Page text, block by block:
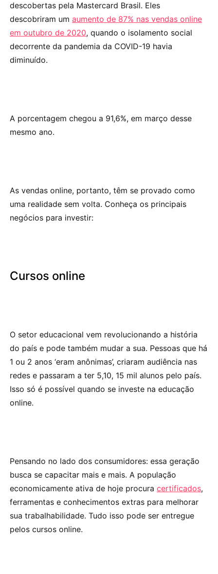
descobertas pela Mastercard Brasil. Eles
descobriram um aumento de 87% nas vendas online
em outubro de 2020, quando o isolamento social
decorrente da pandemia da COVID-19 havia
diminuído.
A porcentagem chegou a 91,6%, em março desse
mesmo ano.
As vendas online, portanto, têm se provado como
uma realidade sem volta. Conheça os principais
negócios para investir:
Cursos online
O setor educacional vem revolucionando a história
do país e pode também mudar a sua. Pessoas que há
1 ou 2 anos ‘eram anônimas’, criaram audiência nas
redes e passaram a ter 5,10, 15 mil alunos pelo país.
Isso só é possível quando se investe na educação
online.
Pensando no lado dos consumidores: essa geração
busca se capacitar mais e mais. A população
economicamente ativa de hoje procura certificados,
ferramentas e conhecimentos extras para melhorar
sua trabalhabilidade. Tudo isso pode ser entregue
pelos cursos online.